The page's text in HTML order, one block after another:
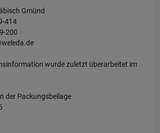
Gmünd
414
200
wurde zuletzt überarbeitet im
der Packungsbeilage